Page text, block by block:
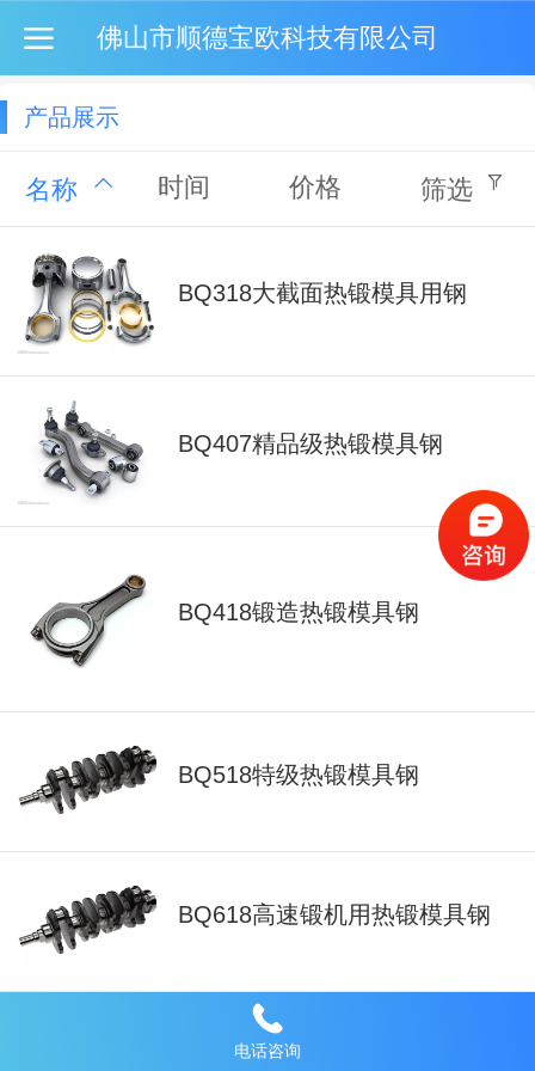
佛山市顺德宝欧科技有限公司
产品展示
名称 时间 价格 筛选
BQ318大截面热锻模具用钢
BQ407精品级热锻模具钢
BQ418锻造热锻模具钢
BQ518特级热锻模具钢
BQ618高速锻机用热锻模具钢
锻造齿轮
电话咨询